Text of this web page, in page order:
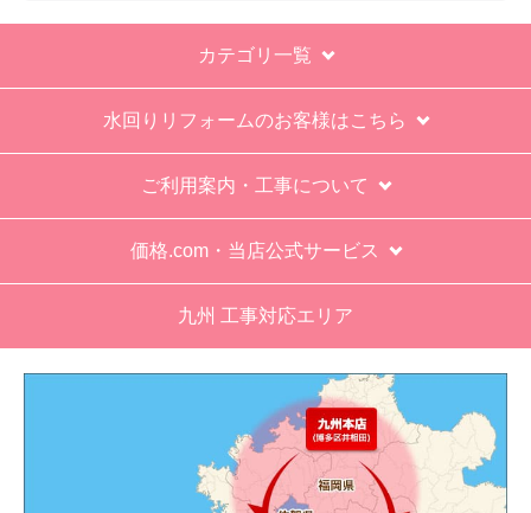
が悪かったが室外機の荷揚げを手伝った。もし、
客先が高齢の女性だったらどうしたのか疑問。
エアコン専門の担当べつにもう一人来て欲しかっ
た。
が、登録したメールアドレスではなく、ショート
メールだとは知らず、確認できなかった。
エアコンが２００V対応型だが、同じ２００Vでも
業務用なのでコンセントの形状が違い、途中で工
事業者が買いに行く始末。注文時に形状の確認も
カテゴリ一覧
水回りリフォームのお客様はこちら
ご利用案内・工事について
価格.com・当店公式サービス
九州 工事対応エリア